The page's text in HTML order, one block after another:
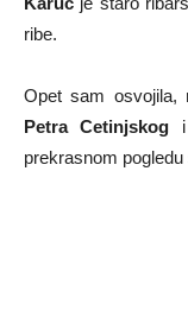
ribe.
Opet sam osvojila,
Petra Cetinjskog i
prekrasnom pogledu